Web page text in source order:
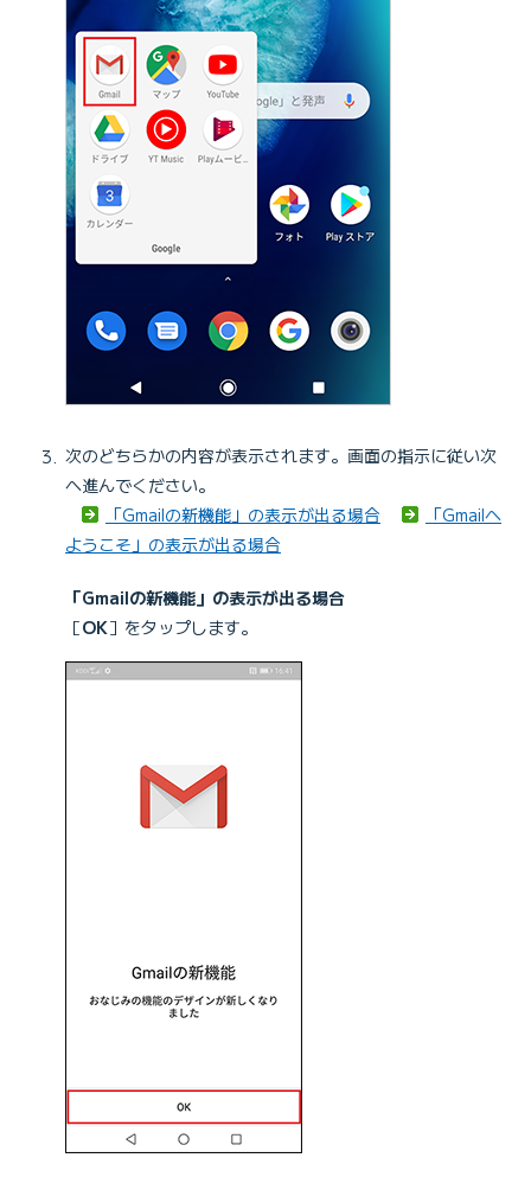
次のどちらかの内容が表示されます。画面の指示に従い次
へ進んでください。
「Gmailの新機能」の表示が出る場合
「Gmailへ
ようこそ」の表示が出る場合
「Gmailの新機能」の表示が出る場合
［OK］をタップします。